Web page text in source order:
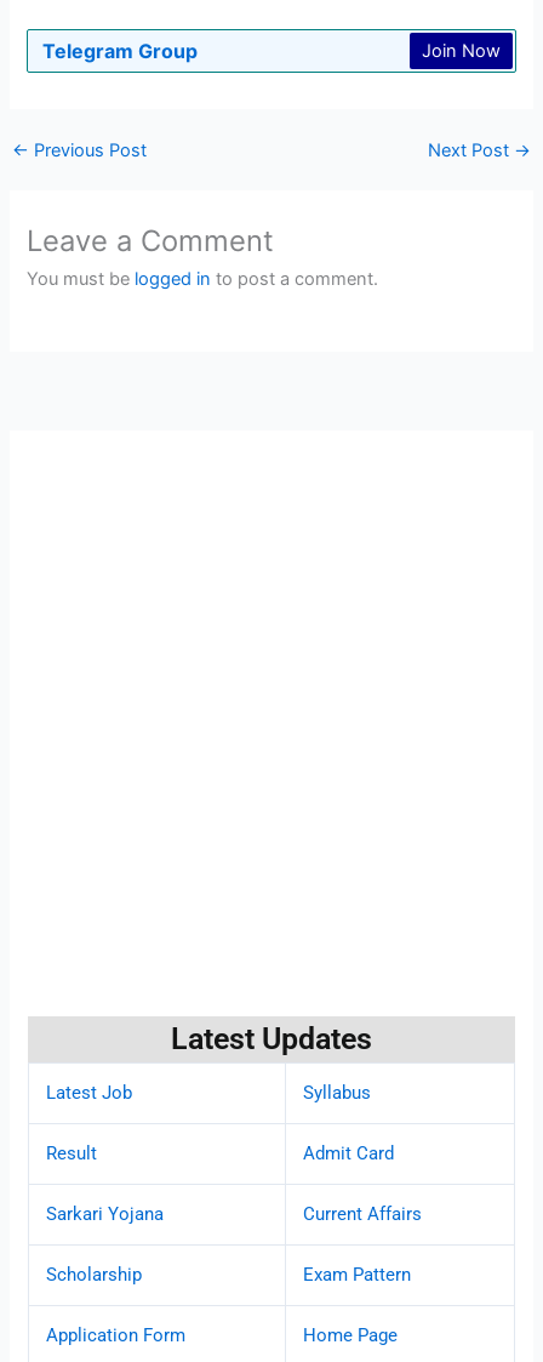
Telegram Group Join Now
← Previous Post Next Post →
Leave a Comment
You must be logged in to post a comment.
Latest Updates
Latest Job Syllabus
Result Admit Card
Sarkari Yojana Current Affairs
Scholarship Exam Pattern
Application Form Home Page